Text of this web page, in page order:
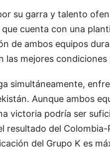
su garra y talento
cuenta con una
de ambos equipos
las mejores condiciones
simultáneamente,
Aunque ambos
victoria podría ser
resultado del
del Grupo K es